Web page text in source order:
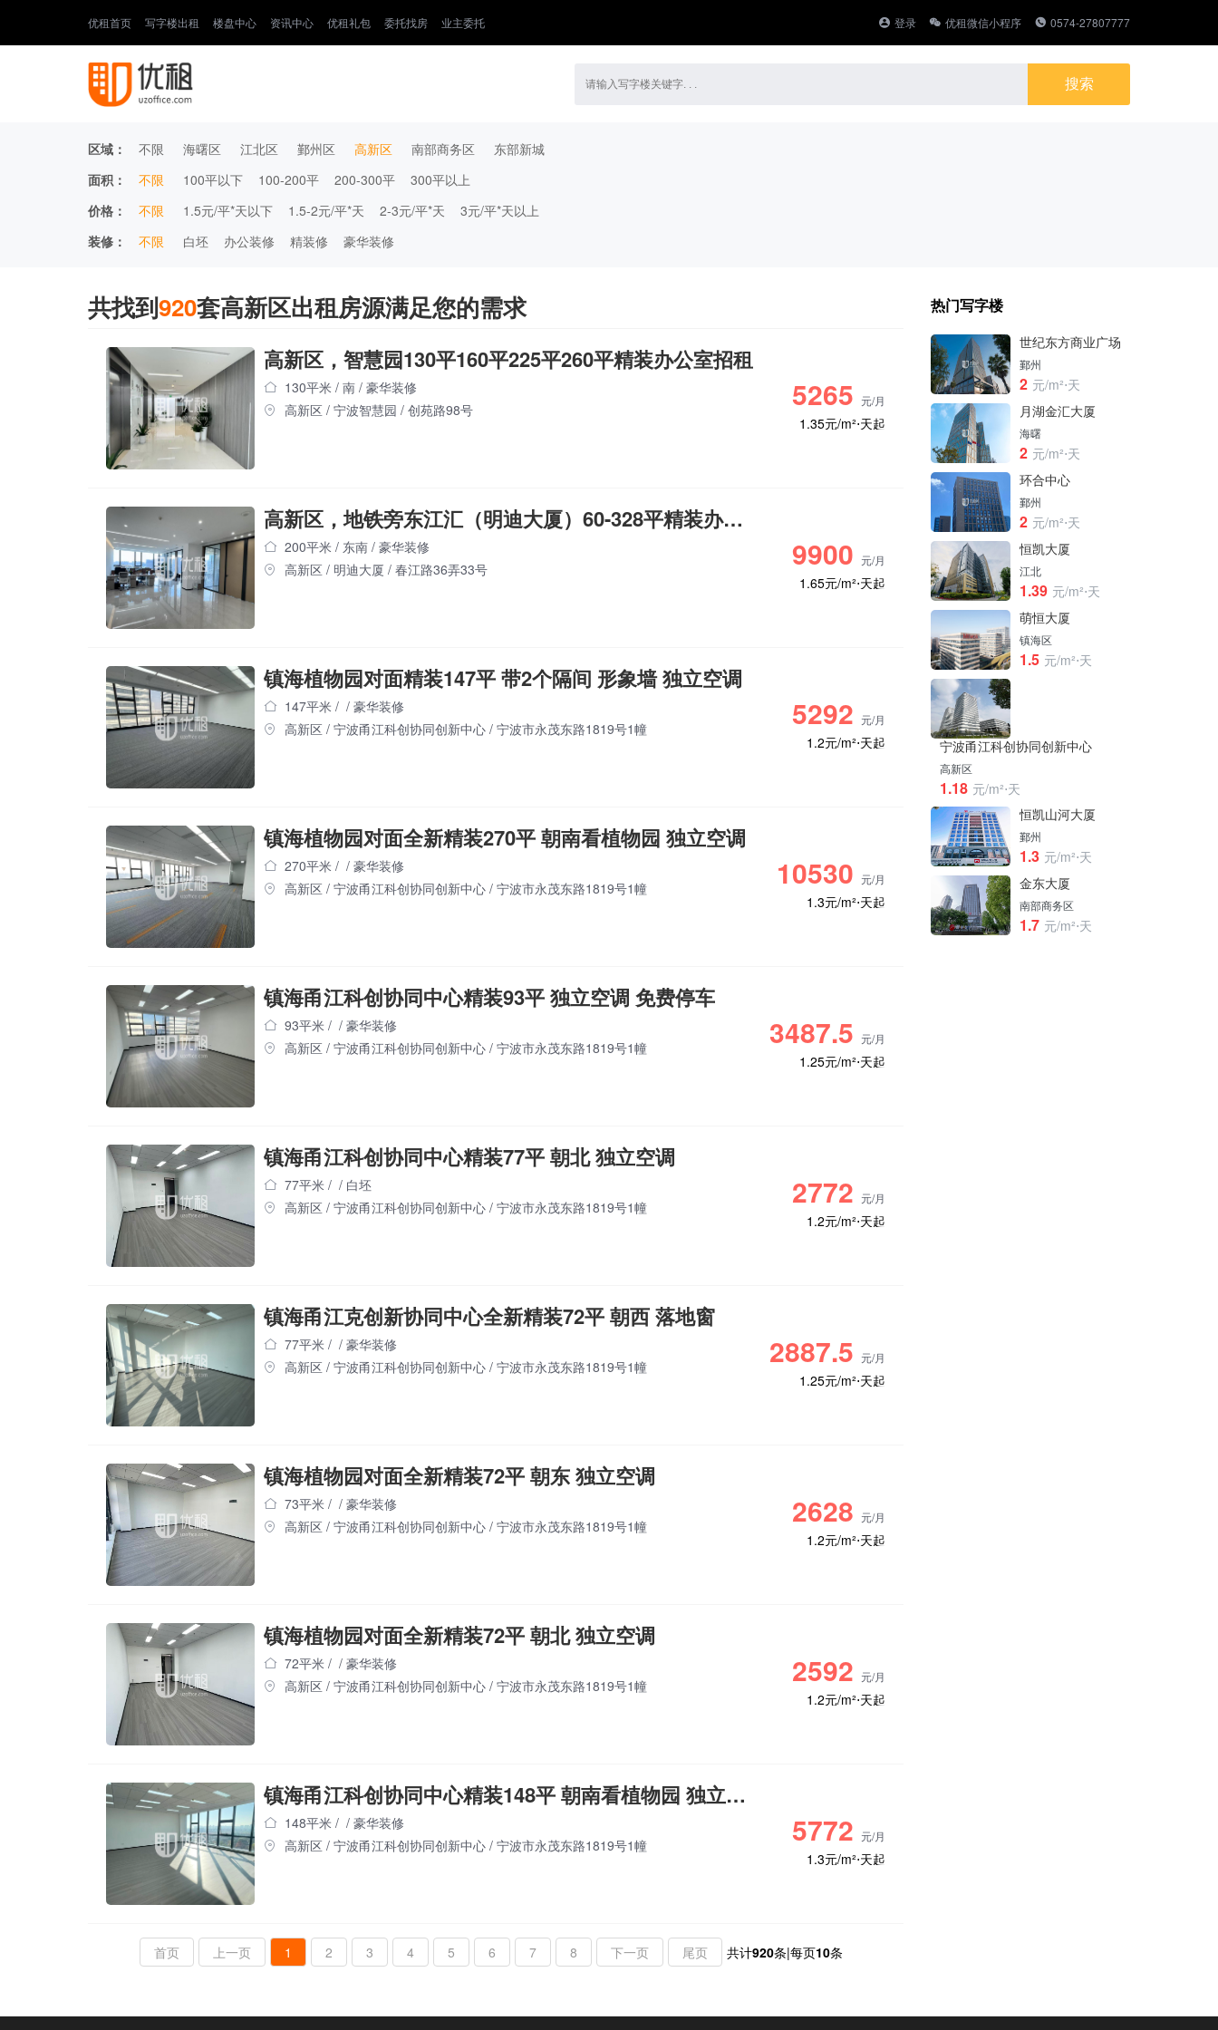
优租首页 写字楼出租 楼盘中心 资讯中心 优租礼包 委托找房 业主委托 登录 优租微信小程序 0574-27807777
区域： 不限 海曙区 江北区 鄞州区 高新区 南部商务区
东部新城
面积：
不限 100平以下 100-200平 200-300平
300平以上
价格：
不限 1.5元/平*天以下 1.5-2元/平*天 2-3元/平*天
3元/平*天以上
装修：
不限 白坯 办公装修 精装修 豪华装修
共找到920套高新区出租房源满足您的需求
高新区，智慧园130平160平225平260平精装办公室招租
130平米 / 南 / 豪华装修
高新区 / 宁波智慧园 / 创苑路98号 5265 元/月
1.35元/m²⋅天起
高新区，地铁旁东江汇（明迪大厦）60-328平精装办公室招租
200平米 / 东南 / 豪华装修
高新区 / 明迪大厦 / 春江路36弄33号 9900 元/月
1.65元/m²⋅天起
镇海植物园对面精装147平 带2个隔间 形象墙 独立空调
147平米 / / 豪华装修
高新区 / 宁波甬江科创协同创新中心 / 宁波市永茂东路1819号1幢 5292 元/月
1.2元/m²⋅天起
镇海植物园对面全新精装270平 朝南看植物园 独立空调
270平米 / / 豪华装修
高新区 / 宁波甬江科创协同创新中心 / 宁波市永茂东路1819号1幢 10530 元/月
1.3元/m²⋅天起
镇海甬江科创协同中心精装93平 独立空调 免费停车
93平米 / / 豪华装修
高新区 / 宁波甬江科创协同创新中心 / 宁波市永茂东路1819号1幢 3487.5 元/月
1.25元/m²⋅天起
镇海甬江科创协同中心精装77平 朝北 独立空调
77平米 / / 白坯
高新区 / 宁波甬江科创协同创新中心 / 宁波市永茂东路1819号1幢 2772 元/月
1.2元/m²⋅天起
镇海甬江克创新协同中心全新精装72平 朝西 落地窗
77平米 / / 豪华装修
高新区 / 宁波甬江科创协同创新中心 / 宁波市永茂东路1819号1幢 2887.5 元/月
1.25元/m²⋅天起
镇海植物园对面全新精装72平 朝东 独立空调
73平米 / / 豪华装修
高新区 / 宁波甬江科创协同创新中心 / 宁波市永茂东路1819号1幢 2628 元/月
1.2元/m²⋅天起
镇海植物园对面全新精装72平 朝北 独立空调
72平米 / / 豪华装修
高新区 / 宁波甬江科创协同创新中心 / 宁波市永茂东路1819号1幢 2592 元/月
1.2元/m²⋅天起
镇海甬江科创协同中心精装148平 朝南看植物园 独立空调
148平米 / / 豪华装修
高新区 / 宁波甬江科创协同创新中心 / 宁波市永茂东路1819号1幢 5772 元/月
1.3元/m²⋅天起
首页 上一页 1 2 3 4 5 6 7 8 下一页 尾页 共计920条|每页10条
热门写字楼
世纪东方商业广场
鄞州
2 元/m²⋅天
月湖金汇大厦
海曙
2 元/m²⋅天
环合中心
鄞州
2 元/m²⋅天
恒凯大厦
江北
1.39 元/m²⋅天
萌恒大厦
镇海区
1.5 元/m²⋅天
宁波甬江科创协同创新中心
高新区
1.18 元/m²⋅天
恒凯山河大厦
鄞州
1.3 元/m²⋅天
金东大厦
南部商务区
1.7 元/m²⋅天